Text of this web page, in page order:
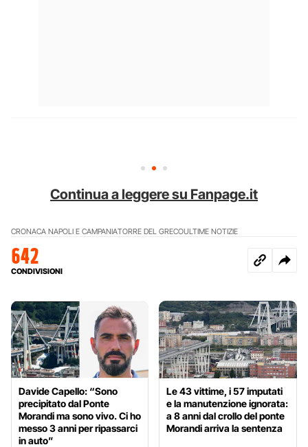
Continua a leggere su Fanpage.it
CRONACA NAPOLI E CAMPANIATORRE DEL GRECOULTIME NOTIZIE
642
CONDIVISIONI
Davide Capello: “Sono
precipitato dal Ponte
Morandi ma sono vivo. Ci ho
messo 3 anni per ripassarci
in auto”
Le 43 vittime, i 57 imputati
e la manutenzione ignorata:
a 8 anni dal crollo del ponte
Morandi arriva la sentenza